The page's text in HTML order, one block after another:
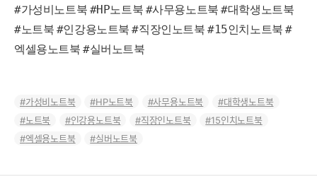
#가성비노트북 #HP노트북 #사무용노트북 #대학생노트북
#노트북 #인강용노트북 #직장인노트북 #15인치노트북 #
엑셀용노트북 #실버노트북
가성비노트북 HP노트북 사무용노트북
대학생노트북
노트북
인강용노트북 직장인노트북
15인치노트북
엑셀용노트북
실버노트북